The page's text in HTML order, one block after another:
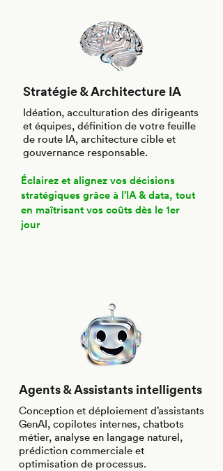
Stratégie & Architecture IA
Idéation, acculturation des dirigeants
et équipes, définition de votre feuille
de route IA, architecture cible et
gouvernance responsable.
Éclairez et alignez vos décisions
stratégiques grâce à l’IA & data, tout
en maîtrisant vos coûts dès le 1er
jour
Agents & Assistants intelligents
Conception et déploiement d’assistants
GenAI, copilotes internes, chatbots
métier, analyse en langage naturel,
prédiction commerciale et
optimisation de processus.